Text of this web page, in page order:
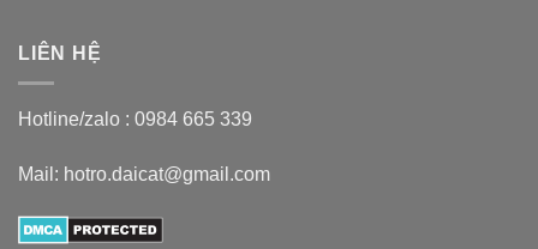
LIÊN HỆ
Hotline/zalo : 0984 665 339
Mail: hotro.daicat@gmail.com